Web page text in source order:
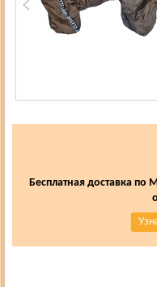
Бесплатная доставка по